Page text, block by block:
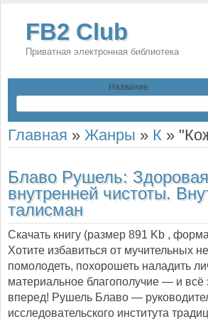
FB2 Club
Приватная электронная библиотека
Название
Главная » Жанры » К »
Блаво Рушель:
внутренней чистоты.
талисман
Скачать книгу (размер 891 Kb ,
Хотите избавиться от мучительных
помолодеть, похорошеть наладить
материальное благополучие — и всё
вперед! Рушель Блаво —
исследовательского института